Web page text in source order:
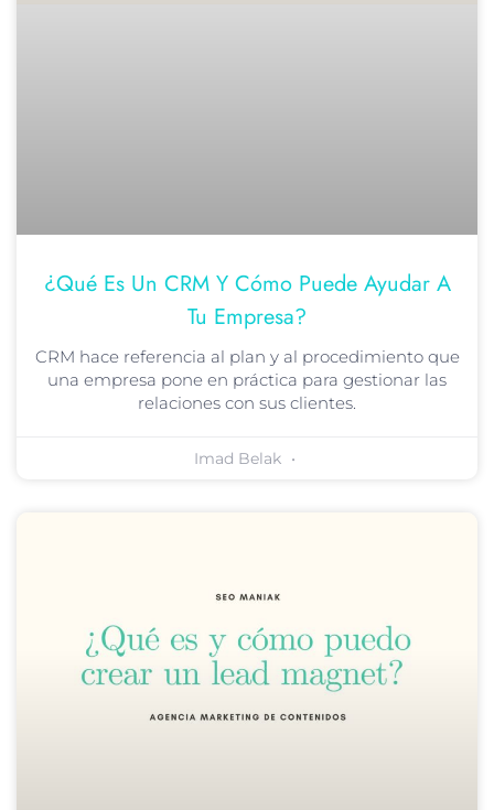
¿Qué Es Un CRM Y Cómo Puede Ayudar A
Tu Empresa?
CRM hace referencia al plan y al procedimiento que
una empresa pone en práctica para gestionar las
relaciones con sus clientes.
Imad Belak